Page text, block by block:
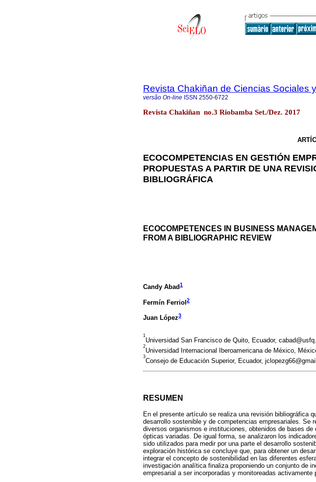
Revista Chakiñan de Ciencias Sociales
versão On-line ISSN 2550-6722
Revista Chakiñan no.3 Riobamba Set./Dez. 2017
ECOCOMPETENCIAS EN GESTIÓN
PROPUESTAS A PARTIR DE UNA
BIBLIOGRÁFICA
ECOCOMPETENCES IN BUSINESS
FROM A BIBLIOGRAPHIC REVIEW
Candy Abad1
Fermín Ferriol 2
Juan López3
1
Universidad San Francisco de Quito, Ecuador,
2
Universidad Internacional Iberoamericana de México,
3
Consejo de Educación Superior, Ecuador,
RESUMEN
En el presente artículo se realiza una revisión bibliográfica
desarrollo sostenible y de competencias empresariales.
diversos organismos e instituciones, obtenidos de bases
ópticas variadas. De igual forma, se analizaron los
sido utilizados para medir por una parte el desarrollo
exploración histórica se concluye que, para obtener un
integrar el concepto de sostenibilidad en las diferentes
investigación analítica finaliza proponiendo un conjunto de
empresarial a ser incorporadas y monitoreadas